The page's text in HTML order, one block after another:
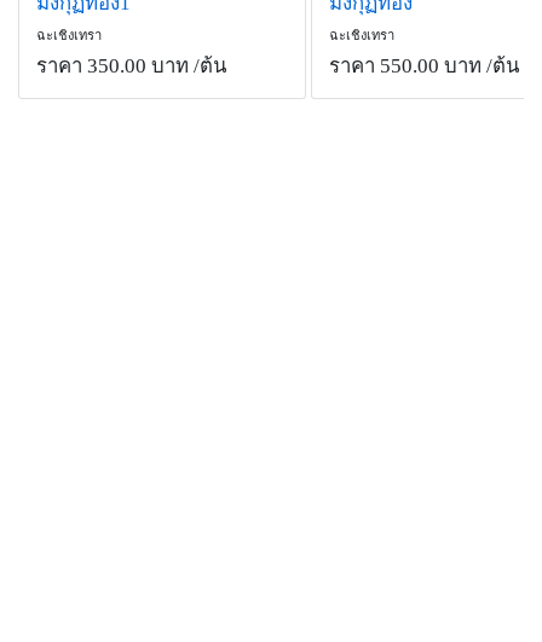
ฉะเชิงเทรา
ราคา 350.00 บาท /ต้น
ฉะเชิงเทรา
ราคา 550.00 บาท /ต้น